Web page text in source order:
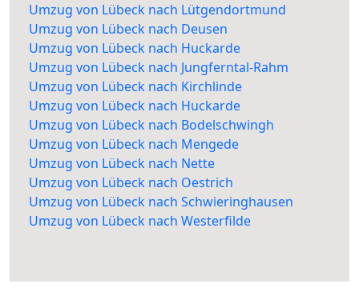
Umzug von Lübeck nach Lütgendortmund
Umzug von Lübeck nach Deusen
Umzug von Lübeck nach Huckarde
Umzug von Lübeck nach Jungferntal-Rahm
Umzug von Lübeck nach Kirchlinde
Umzug von Lübeck nach Huckarde
Umzug von Lübeck nach Bodelschwingh
Umzug von Lübeck nach Mengede
Umzug von Lübeck nach Nette
Umzug von Lübeck nach Oestrich
Umzug von Lübeck nach Schwieringhausen
Umzug von Lübeck nach Westerfilde